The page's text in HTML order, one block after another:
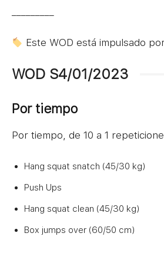
Este WOD está impulsado
WOD S4/01/2023
Por tiempo
Por tiempo, de 10 a 1
Hang squat snatch (45/30 kg)
Push Ups
Hang squat clean (45/30 kg)
Box jumps over (60/50 cm)